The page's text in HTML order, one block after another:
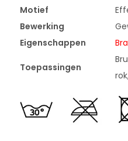
Motief
Bewerking
Eigenschappen
Toepassingen